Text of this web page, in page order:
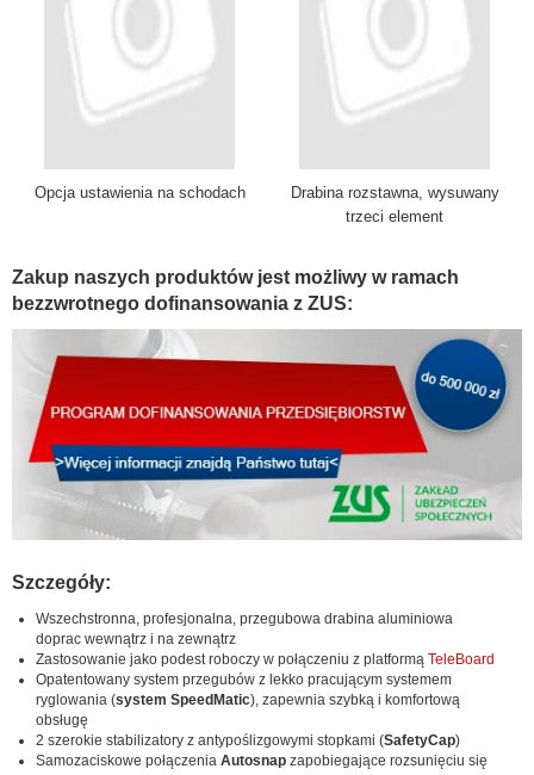
Opcja ustawienia na schodach
Drabina rozstawna, wysuwany
trzeci element
Zakup naszych produktów jest możliwy w ramach
bezzwrotnego dofinansowania z ZUS:
Szczegóły:
Wszechstronna, profesjonalna, przegubowa drabina aluminiowa
doprac wewnątrz i na zewnątrz
Zastosowanie jako podest roboczy w połączeniu z platformą TeleBoard
Opatentowany system przegubów z lekko pracującym systemem
ryglowania (system SpeedMatic), zapewnia szybką i komfortową
obsługę
2 szerokie stabilizatory z antypoślizgowymi stopkami (SafetyCap)
Samozaciskowe połączenia Autosnap zapobiegające rozsunięciu się